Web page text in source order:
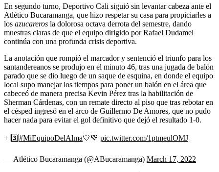
En segundo turno, Deportivo Cali siguió sin levantar cabeza ante el
Atlético Bucaramanga, que hizo respetar su casa para propiciarles a
los azucareros la dolorosa octava derrota del semestre, dando
muestras claras de que el equipo dirigido por Rafael Dudamel
continúa con una profunda crisis deportiva.
La anotación que rompió el marcador y sentenció el triunfo para los
santandereanos se produjo en el minuto 46, tras una jugada de balón
parado que se dio luego de un saque de esquina, en donde el equipo
local supo manejar los tiempos para poner un balón en el área que
cabeceó de manera precisa Kevin Pérez tras la habilitación de
Sherman Cárdenas, con un remate directo al piso que tras rebotar en
el césped ingresó en el arco de Guillermo De Amores, que no pudo
hacer nada para evitar el gol definitivo que dejó el resultado 1-0.
+ 3️⃣#MiEquipoDelAlma💛💚 pic.twitter.com/1ptmeulOMJ
— Atlético Bucaramanga (@ABucaramanga) March 17, 2022